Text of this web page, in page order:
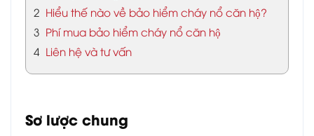
2 Hiểu thế nào về bảo hiểm cháy nổ căn hộ?
3 Phí mua bảo hiểm cháy nổ căn hộ
4 Liên hệ và tư vấn
Sơ lược chung